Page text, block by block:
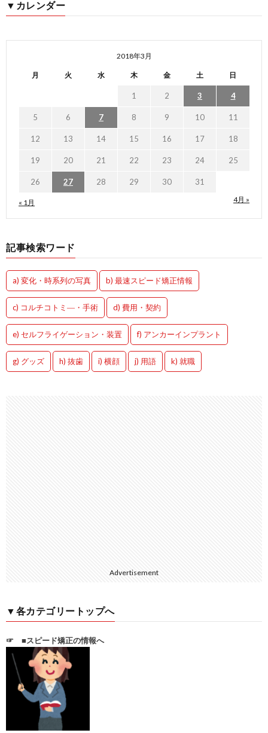
▼カレンダー
2018年3月
月 火 水 木 金 土 日
« 1月 4月 »
1 2 3 4
5 6 7 8 9 10 11
12 13 14 15 16 17 18
19 20 21 22 23 24 25
26 27 28 29 30 31
記事検索ワード
a) 変化・時系列の写真 b) 最速スピード矯正情報
c) コルチコトミ―・手術 d) 費用・契約
e) セルフライゲーション・装置 f) アンカーインプラント
g) グッズ h) 抜歯 i) 横顔 j) 用語 k) 就職
Advertisement
▼各カテゴリートップへ
☞ ■スピード矯正の情報へ